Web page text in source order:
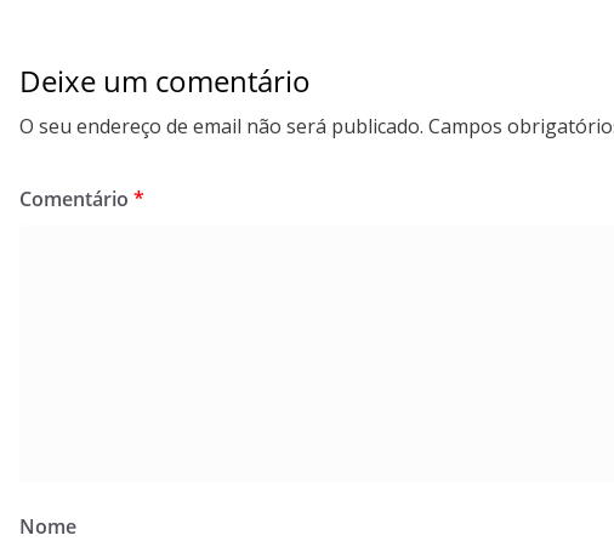
Deixe um comentário
O seu endereço de email não será publicado. Campos
Comentário *
Nome